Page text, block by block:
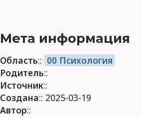
Мета информация
Область:: 00 Психология
Родитель::
Источник::
Создана:: 2025-03-19
Автор::